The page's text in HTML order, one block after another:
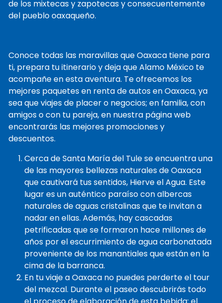
de los mixtecas y zapotecas y consecuentemente
del pueblo oaxaqueño.
Conoce todas las maravillas que Oaxaca tiene para
ti, prepara tu itinerario y deja que Alamo México te
acompañe en esta aventura. Te ofrecemos los
mejores paquetes en renta de autos en Oaxaca, ya
sea que viajes de placer o negocios; en familia, con
amigos o con tu pareja, en nuestra página web
encontrarás las mejores promociones y
descuentos.
Cerca de Santa María del Tule se encuentra una
de las mayores bellezas naturales de Oaxaca
que cautivará tus sentidos, Hierve el Agua. Este
lugar es un auténtico paraíso con albercas
naturales de aguas cristalinas que te invitan a
nadar en ellas. Además, hay cascadas
petrificadas que se formaron hace millones de
años por el escurrimiento de agua carbonatada
proveniente de los manantiales que están en la
cima de la barranca.
En tu viaje a Oaxaca no puedes perderte el tour
del mezcal. Durante el paseo descubrirás todo